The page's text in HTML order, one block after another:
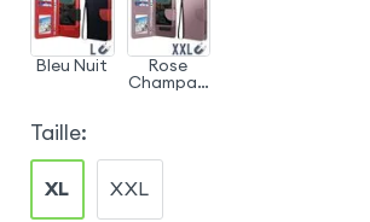
Bleu Nuit Rose
Champag
Taille:
XL XXL